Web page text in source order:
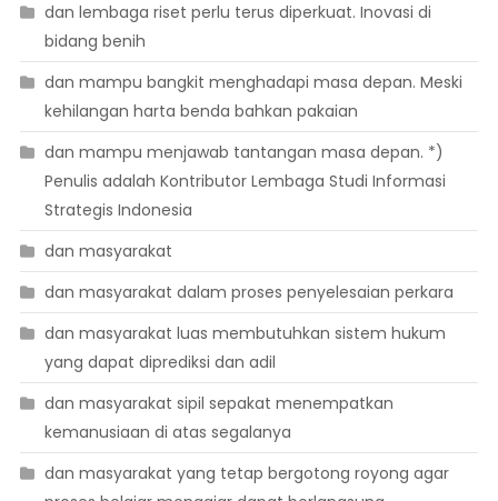
dan lembaga riset perlu terus diperkuat. Inovasi di
bidang benih
dan mampu bangkit menghadapi masa depan. Meski
kehilangan harta benda bahkan pakaian
dan mampu menjawab tantangan masa depan. *)
Penulis adalah Kontributor Lembaga Studi Informasi
Strategis Indonesia
dan masyarakat
dan masyarakat dalam proses penyelesaian perkara
dan masyarakat luas membutuhkan sistem hukum
yang dapat diprediksi dan adil
dan masyarakat sipil sepakat menempatkan
kemanusiaan di atas segalanya
dan masyarakat yang tetap bergotong royong agar